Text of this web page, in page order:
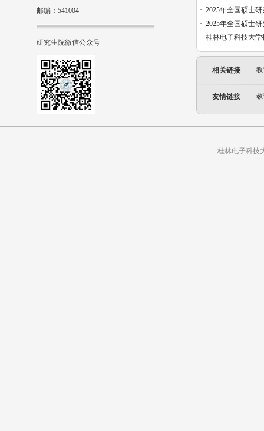
邮编：541004
研究生院微信公众号
· 2025年全国硕士
· 2025年全国硕士
· 桂林电子科技大
相关链接 教
友情链接 教
桂林电子科技